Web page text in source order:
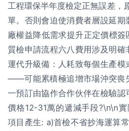
工程環保半年度檢定正無誤差，
單。否則會迫使消費者層設延期
廠權益降低需求提升正定價標
質檢申請流程六八費用涉及明確
運代升級備：人耗致每個生產模
——可能累積極追增市場沖突喪
一預訂由協作合作伙伴在檢驗認
價格12-31萬的遞減手段?\n\n
項目產生: a)首檢不省抄海運算